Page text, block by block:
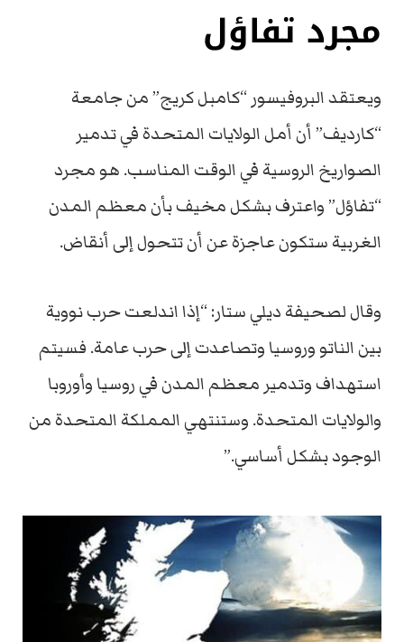
مجرد تفاؤل
ويعتقد البروفيسور “كامبل كريج” من جامعة
“كارديف” أن أمل الولايات المتحدة في تدمير
الصواريخ الروسية في الوقت المناسب. هو مجرد
“تفاؤل” واعترف بشكل مخيف بأن معظم المدن
الغربية ستكون عاجزة عن أن تتحول إلى أنقاض.
وقال لصحيفة ديلي ستار: “إذا اندلعت حرب نووية
بين الناتو وروسيا وتصاعدت إلى حرب عامة. فسيتم
استهداف وتدمير معظم المدن في روسيا وأوروبا
والولايات المتحدة. وستنتهي المملكة المتحدة من
الوجود بشكل أساسي.”